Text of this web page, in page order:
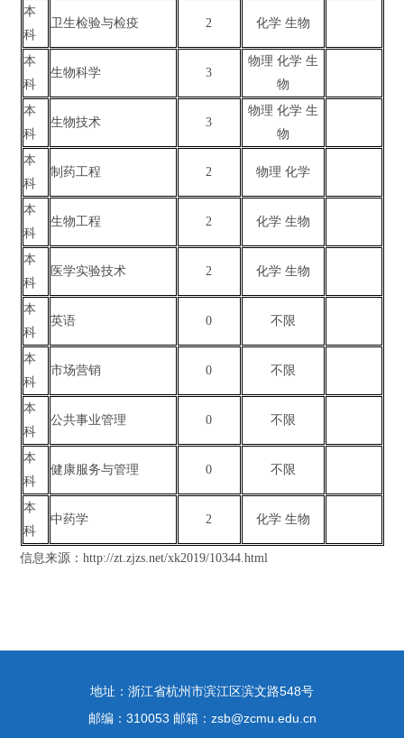
本
科
卫生检验与检疫 2 化学 生物
本
科
生物科学 3
物理 化学 生
物
本
科
生物技术 3
物理 化学 生
物
本
科
制药工程 2 物理 化学
本
科
生物工程 2 化学 生物
本
科
医学实验技术 2 化学 生物
本
科
英语 0 不限
本
科
市场营销 0 不限
本
科
公共事业管理 0 不限
本
科
健康服务与管理 0 不限
本
科
中药学 2 化学 生物
信息来源：http://zt.zjzs.net/xk2019/10344.html
地址：浙江省杭州市滨江区滨文路548号
邮编：310053 邮箱：zsb@zcmu.edu.cn